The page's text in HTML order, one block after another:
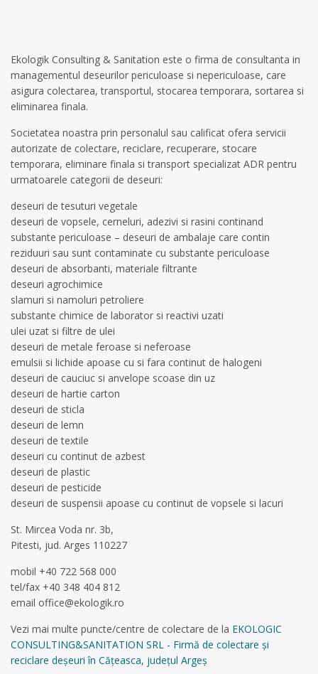
Ekologik Consulting & Sanitation este o firma de consultanta in
managementul deseurilor periculoase si nepericuloase, care
asigura colectarea, transportul, stocarea temporara, sortarea si
eliminarea finala.
Societatea noastra prin personalul sau calificat ofera servicii
autorizate de colectare, reciclare, recuperare, stocare
temporara, eliminare finala si transport specializat ADR pentru
urmatoarele categorii de deseuri:
deseuri de tesuturi vegetale
deseuri de vopsele, cerneluri, adezivi si rasini continand
substante periculoase – deseuri de ambalaje care contin
reziduuri sau sunt contaminate cu substante periculoase
deseuri de absorbanti, materiale filtrante
deseuri agrochimice
slamuri si namoluri petroliere
substante chimice de laborator si reactivi uzati
ulei uzat si filtre de ulei
deseuri de metale feroase si neferoase
emulsii si lichide apoase cu si fara continut de halogeni
deseuri de cauciuc si anvelope scoase din uz
deseuri de hartie carton
deseuri de sticla
deseuri de lemn
deseuri de textile
deseuri cu continut de azbest
deseuri de plastic
deseuri de pesticide
deseuri de suspensii apoase cu continut de vopsele si lacuri
St. Mircea Voda nr. 3b,
Pitesti, jud. Arges 110227
mobil +40 722 568 000
tel/fax +40 348 404 812
email office@ekologik.ro
Vezi mai multe puncte/centre de colectare de la EKOLOGIC
CONSULTING&SANITATION SRL - Firmă de colectare și
reciclare deșeuri în Cățeasca, județul Argeș